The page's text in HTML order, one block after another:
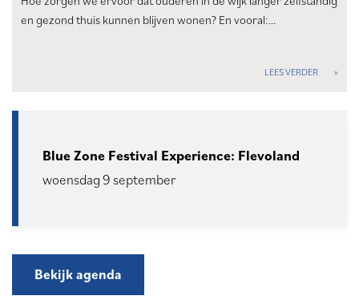
en gezond thuis kunnen blijven wonen? En vooral:…
LEES VERDER
Blue Zone Festival Experience: Flevoland
woensdag 9 september
Bekijk agenda